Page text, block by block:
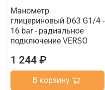
Манометр
глицериновый D63 G1/4 -
16 bar - радиальное
подключение VERSO
1 244 ₽
В корзину